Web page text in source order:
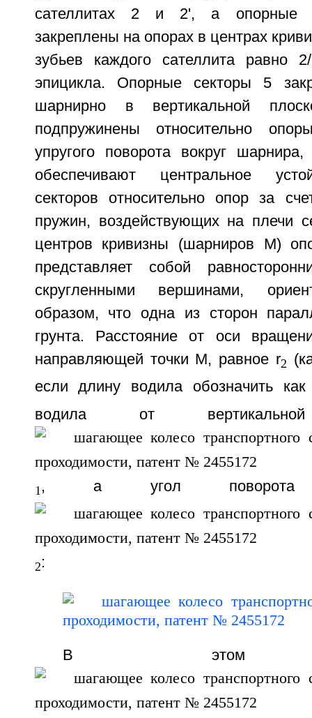
сателлитах 2 и 2', а опорные
закреплены на опорах в центрах
зубьев каждого сателлита равно
эпицикла. Опорные секторы 5
шарнирно в вертикальной
подпружинены относительно
упругого поворота вокруг
обеспечивают центральное
секторов относительно опор за
пружин, воздействующих на плечи
центров кривизны (шарниров M)
представляет собой
скругленными вершинами,
образом, что одна из сторон
грунта. Расстояние от оси
направляющей точки M, равное r2
если длину водила обозначить
водила от
1 , а угол поворота
2:
В этом